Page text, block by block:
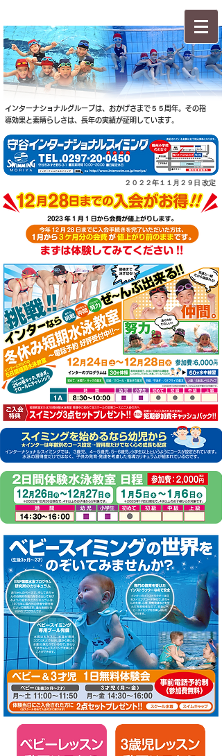
インターナショナルグループは、おかげさまで５５周年。その指
導効果と素晴らしさは、長年の実績が証明しています。
２０２２年１１月２９日 改定